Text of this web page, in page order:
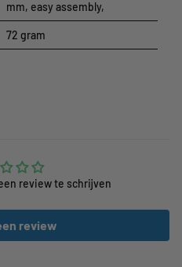
mm, easy assembly,
72 gram
review te schrijven
review